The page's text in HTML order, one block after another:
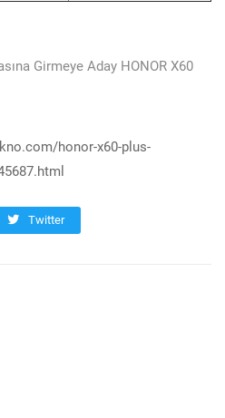
Girmeye Aday HONOR X60
honor-x60-plus-
Twitter